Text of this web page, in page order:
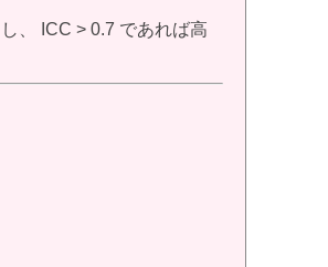
、 ICC > 0.7 であれば高